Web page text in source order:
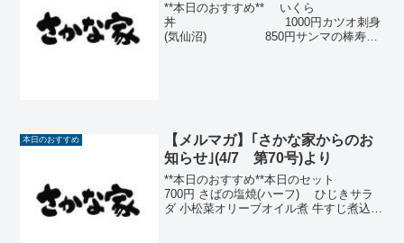
**本日のおすすめ** いくら
丼 1000円カツオ刺身
(気仙沼) 850円サンマの棒寿司
本日のおすすめ
【メルマガ】｢さかな家からのお
知らせ｣(4/7 第70号)より
**本日のおすすめ**本日のセット
700円 さばの塩焼(ハーフ) ひじきサラ
ダ 小松菜オリーブオイル煮 牛すじ煮込み